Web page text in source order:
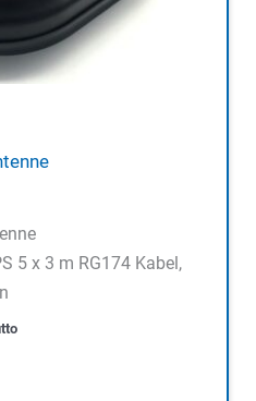
5 x 3 m RG174 Kabel,